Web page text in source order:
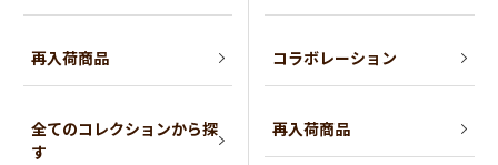
再入荷商品
全てのコレクションから探
す
コラボレーション
再入荷商品